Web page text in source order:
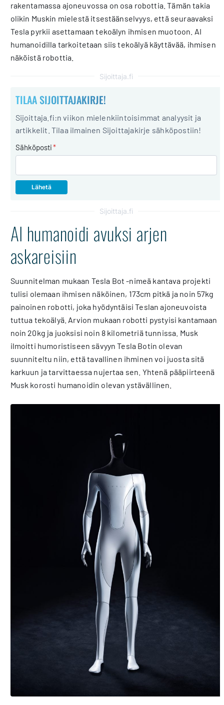
rakentamassa ajoneuvossa on osa robottia. Tämän takia
olikin Muskin mielestä itsestäänselvyys, että seuraavaksi
Tesla pyrkii asettamaan tekoälyn ihmisen muotoon. AI
humanoidilla tarkoitetaan siis tekoälyä käyttävää, ihmisen
näköistä robottia.
Sijoittaja.fi
TILAA SIJOITTAJAKIRJE!
Sijoittaja.fi:n viikon mielenkiintoisimmat analyysit ja
artikkelit. Tilaa ilmainen Sijoittajakirje sähköpostiin!
Sähköposti*
Sijoittaja.fi
AI humanoidi avuksi arjen
askareisiin
Suunnitelman mukaan Tesla Bot -nimeä kantava projekti
tulisi olemaan ihmisen näköinen, 173cm pitkä ja noin 57kg
painoinen robotti, joka hyödyntäisi Teslan ajoneuvoista
tuttua tekoälyä. Arvion mukaan robotti pystyisi kantamaan
noin 20kg ja juoksisi noin 8 kilometriä tunnissa. Musk
ilmoitti humoristiseen sävyyn Tesla Botin olevan
suunniteltu niin, että tavallinen ihminen voi juosta sitä
karkuun ja tarvittaessa nujertaa sen. Yhtenä pääpiirteenä
Musk korosti humanoidin olevan ystävällinen.